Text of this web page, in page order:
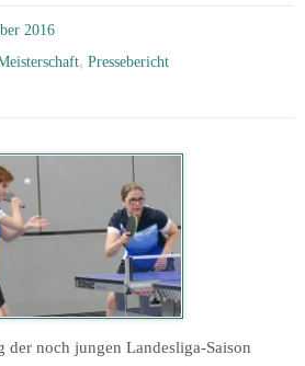
2016
,Pressebericht
der noch jungen Landesliga-Saison